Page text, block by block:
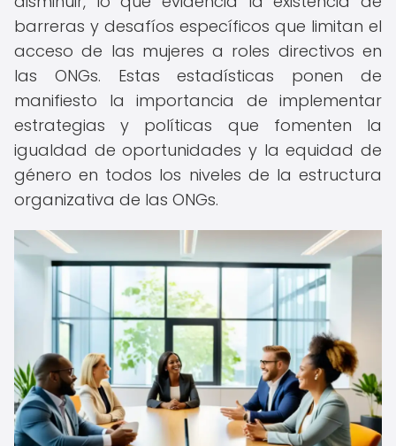
barreras y desafíos específicos que limitan el
acceso de las mujeres a roles directivos en
las ONGs. Estas estadísticas ponen de
manifiesto la importancia de implementar
estrategias y políticas que fomenten la
igualdad de oportunidades y la equidad de
género en todos los niveles de la estructura
organizativa de las ONGs.